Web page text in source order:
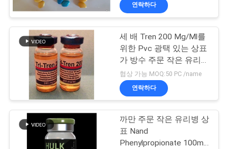
트
PRIVACY
POLICY
약제 포장 상자
약 병 상표
연락하다
세 배 Tren 200 Mg/Ml를
위한 Pvc 광택 있는 상표
가 방수 주문 작은 유리병
에 의하여 레테르를 붙입
니다
협상 가능 MOQ:50 PC /name
연락하다
까만 주문 작은 유리병 상
표 Nand
Phenylpropionate 100mg